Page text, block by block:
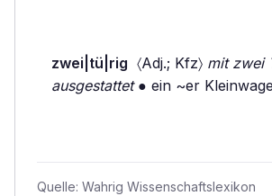
zwei|tü|rig 〈Adj.; Kfz〉 mit zwei
ausgestattet● ein ~er
Quelle: Wahrig Wissenschaftslexikon